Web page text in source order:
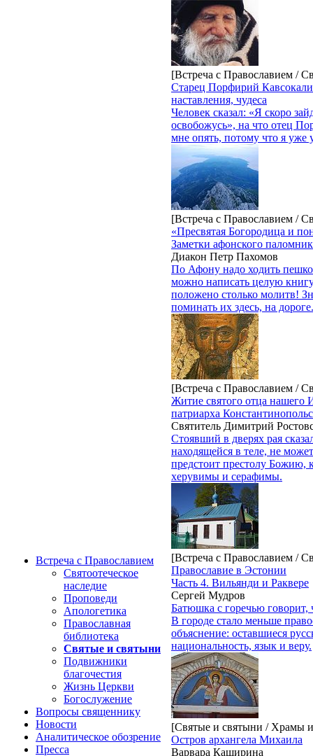
Встреча с Православием
Святоотеческое
наследие
Проповеди
Апологетика
Православная
библиотека
Святые и святыни
Подвижники
благочестия
Жизнь Церкви
Богослужение
Вопросы священнику
Новости
Аналитическое обозрение
Пресса
[Встреча с Православием /
Старец Порфирий
наставления, чудеса
Человек сказал: «Я скоро
освобожусь», на что отец
мне опять, потому что я уже
[Встреча с Православием /
«Пресвятая Богородица и
Заметки афонского
Диакон Петр Пахомов
По Афону надо ходить
можно написать целую
положено столько молитв!
поминать их здесь, на дороге.
[Встреча с Православием /
Житие святого отца нашего
патриарха
Святитель Димитрий
Стоявший в дверях рая
находящейся в теле, не
предстоит престолу Божию,
херувимы и серафимы.
[Встреча с Православием /
Православие в Эстонии
Часть 4. Вильянди и Раквере
Сергей Мудров
Батюшка с горечью говорит,
В городе стало меньше
объяснение: оставшиеся
национальность, язык и веру.
[Святые и святыни / Храмы
Остров архангела Михаила
Варвара Каширина